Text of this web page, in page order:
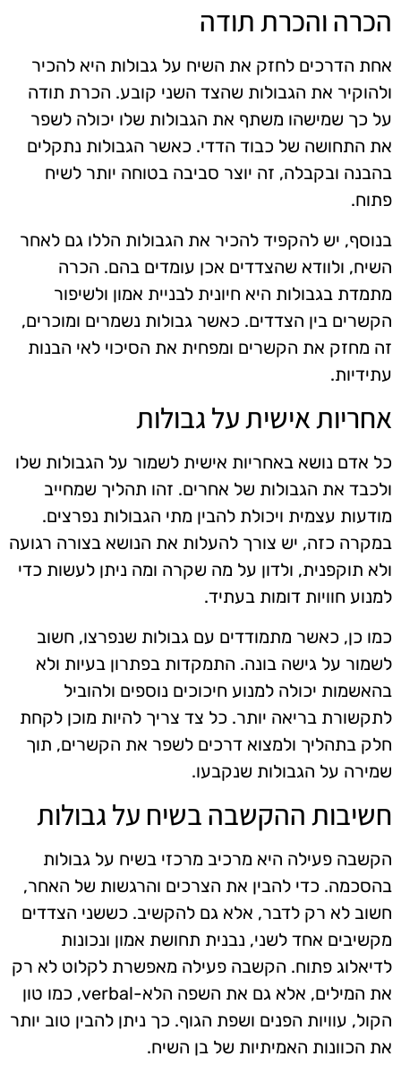
הכרה והכרת תודה
אחת הדרכים לחזק את השיח על גבולות היא להכיר
ולהוקיר את הגבולות שהצד השני קובע. הכרת תודה
על כך שמישהו משתף את הגבולות שלו יכולה לשפר
את התחושה של כבוד הדדי. כאשר הגבולות נתקלים
בהבנה ובקבלה, זה יוצר סביבה בטוחה יותר לשיח
פתוח.
בנוסף, יש להקפיד להכיר את הגבולות הללו גם לאחר
השיח, ולוודא שהצדדים אכן עומדים בהם. הכרה
מתמדת בגבולות היא חיונית לבניית אמון ולשיפור
הקשרים בין הצדדים. כאשר גבולות נשמרים ומוכרים,
זה מחזק את הקשרים ומפחית את הסיכוי לאי הבנות
עתידיות.
אחריות אישית על גבולות
כל אדם נושא באחריות אישית לשמור על הגבולות שלו
ולכבד את הגבולות של אחרים. זהו תהליך שמחייב
מודעות עצמית ויכולת להבין מתי הגבולות נפרצים.
במקרה כזה, יש צורך להעלות את הנושא בצורה רגועה
ולא תוקפנית, ולדון על מה שקרה ומה ניתן לעשות כדי
למנוע חוויות דומות בעתיד.
כמו כן, כאשר מתמודדים עם גבולות שנפרצו, חשוב
לשמור על גישה בונה. התמקדות בפתרון בעיות ולא
בהאשמות יכולה למנוע חיכוכים נוספים ולהוביל
לתקשורת בריאה יותר. כל צד צריך להיות מוכן לקחת
חלק בתהליך ולמצוא דרכים לשפר את הקשרים, תוך
שמירה על הגבולות שנקבעו.
חשיבות ההקשבה בשיח על גבולות
הקשבה פעילה היא מרכיב מרכזי בשיח על גבולות
בהסכמה. כדי להבין את הצרכים והרגשות של האחר,
חשוב לא רק לדבר, אלא גם להקשיב. כששני הצדדים
מקשיבים אחד לשני, נבנית תחושת אמון ונכונות
לדיאלוג פתוח. הקשבה פעילה מאפשרת לקלוט לא רק
את המילים, אלא גם את השפה הלא-verbal, כמו טון
הקול, עוויות הפנים ושפת הגוף. כך ניתן להבין טוב יותר
את הכוונות האמיתיות של בן השיח.